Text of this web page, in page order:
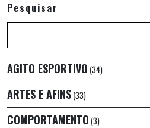
Pesquisar
AGITO ESPORTIVO (34)
ARTES E AFINS(33)
COMPORTAMENTO (3)